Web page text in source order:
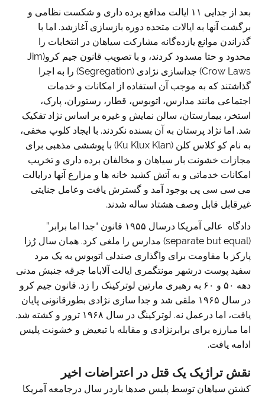
بعد از جدایی ۱۱ ایالت مدافع برده داری و شکست نظامی و
برگشت آنها به ایالات متحده دوره بازسازی آغازشد. اما با
گذراندن موانع یازده‌گانه مشارکت سیاهان در انتخابات را
محدود و حتا مسدود کردند، و با تصویب قانون جیم کرو(Jim
Crow Laws) جداسازی نژادی (Segregation) را به اجرا
گذاشتند که به موجب آن استفاده از امکانات و خدمات
اجتماعی مانند مدارس، اتوبوس، قطار، رستوران، پارک،
استخر، بیمارستان، سالن نمایش و غیره بر اساس نژاد تفکیک
شد. اما نژاد پرستان به آن بسنده نکردند. با ایجاد کلوپ مخفی،
به نام کو کلاس کلن (Ku Klux Klan) با پوششی مذهبی برای
مجازات خشونت بار سیاهان و مخالفان برده داری و تخریب
امکانات خدماتی و به آتش کشید خانه ها و مزارع آنها درایالت
می سی سی پی بوجود آمد و گسترش یافت وعامل جنایتی
غیرقابل قابل وصف هشتاد ساله شدند.
دادگاه عالی آمریکا درسال ۱۹۵۵ قانون “جدا اما برابر”
(separate but equal) مدارس را ملغی کرد. همان سال رُزا
پارکز با مقاومت برای واگذاری صندلی اتوبوس به یک مرد
سفید پوست درشهر مونتگمری ایالت آلاباما جرقه جنبش مدنی
دهه ۵۰ و ۶۰ به رهبری مارتین لوترکینک را زد. قانون جیم کرو
در سال ۱۹۶۵ ملقی شد و جدا سازی نژادی بطورقانونی پایان
یافت، اما درعمل نه. لوترکینگ در سال ۱۹۶۸ ترور و کشته شد.
اما مبارزه برای برابرنژادی و مقابله با تبعیض و خشونت پلیس
ادامه یافت.
نقش تراژیک یک قتل در اعتراضات اخیر
کشتن سیاهان توسط پلیس صدها باردر سال درجامعه آمریکا